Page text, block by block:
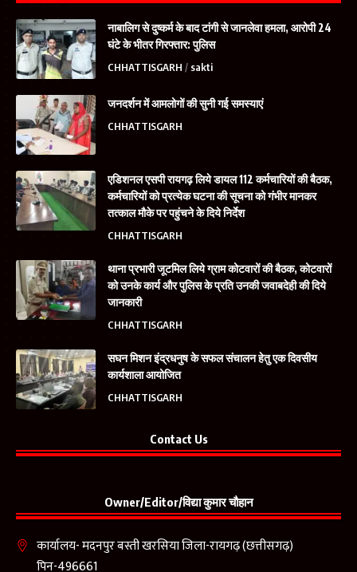
नाबालिग से दुष्कर्म के बाद टांगी से जानलेवा हमला, आरोपी 24
घंटे के भीतर गिरफ्तार: पुलिस
CHHATTISGARH sakti
जनदर्शन में आमलोगों की सुनी गई समस्याएं
CHHATTISGARH
एडिशनल एसपी रायगढ़ लिये डायल 112 कर्मचारियों की बैठक,
कर्मचारियों को प्रत्येक घटना की सूचना को गंभीर मानकर
तत्काल मौके पर पहुंचने के दिये निर्देश
CHHATTISGARH
थाना प्रभारी जूटमिल लिये ग्राम कोटवारों की बैठक, कोटवारों
को उनके कार्य और पुलिस के प्रति उनकी जवाबदेही की दिये
जानकारी
CHHATTISGARH
सघन मिशन इंद्रधनुष के सफल संचालन हेतु एक दिवसीय
कार्यशाला आयोजित
CHHATTISGARH
Contact Us
Owner/Editor/विद्या कुमार चौहान
कार्यालय- मदनपुर बस्ती खरसिया जिला-रायगढ़ (छत्तीसगढ़)
पिन-496661